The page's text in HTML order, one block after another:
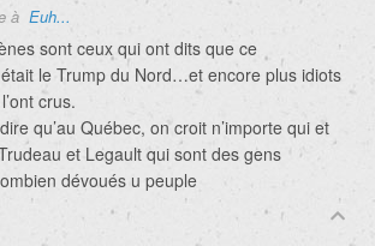
à Euh...
sont ceux qui ont dits que ce
le Trump du Nord…et encore plus idiots
crus.
qu’au Québec, on croit n’importe qui et
et Legault qui sont des gens
dévoués u peuple